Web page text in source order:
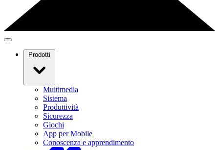
Prodotti
Multimedia
Sistema
Produttività
Sicurezza
Giochi
App per Mobile
Conoscenza e apprendimento